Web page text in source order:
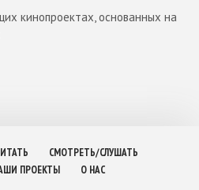
кинопроектах, основанных на
СМОТРЕТЬ/СЛУШАТЬ
ПРОЕКТЫ О НАС